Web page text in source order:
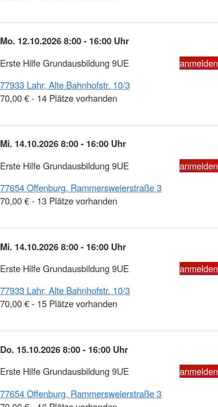
Mo. 12.10.2026 8:00 - 16:00 Uhr
Erste Hilfe Grundausbildung 9UE
anmelden
77933 Lahr, Alte Bahnhofstr. 10/3
70,00 € - 14 Plätze vorhanden
Mi. 14.10.2026 8:00 - 16:00 Uhr
Erste Hilfe Grundausbildung 9UE
anmelden
77654 Offenburg, Rammersweierstraße 3
70,00 € - 13 Plätze vorhanden
Mi. 14.10.2026 8:00 - 16:00 Uhr
Erste Hilfe Grundausbildung 9UE
anmelden
77933 Lahr, Alte Bahnhofstr. 10/3
70,00 € - 15 Plätze vorhanden
Do. 15.10.2026 8:00 - 16:00 Uhr
Erste Hilfe Grundausbildung 9UE
anmelden
77654 Offenburg, Rammersweierstraße 3